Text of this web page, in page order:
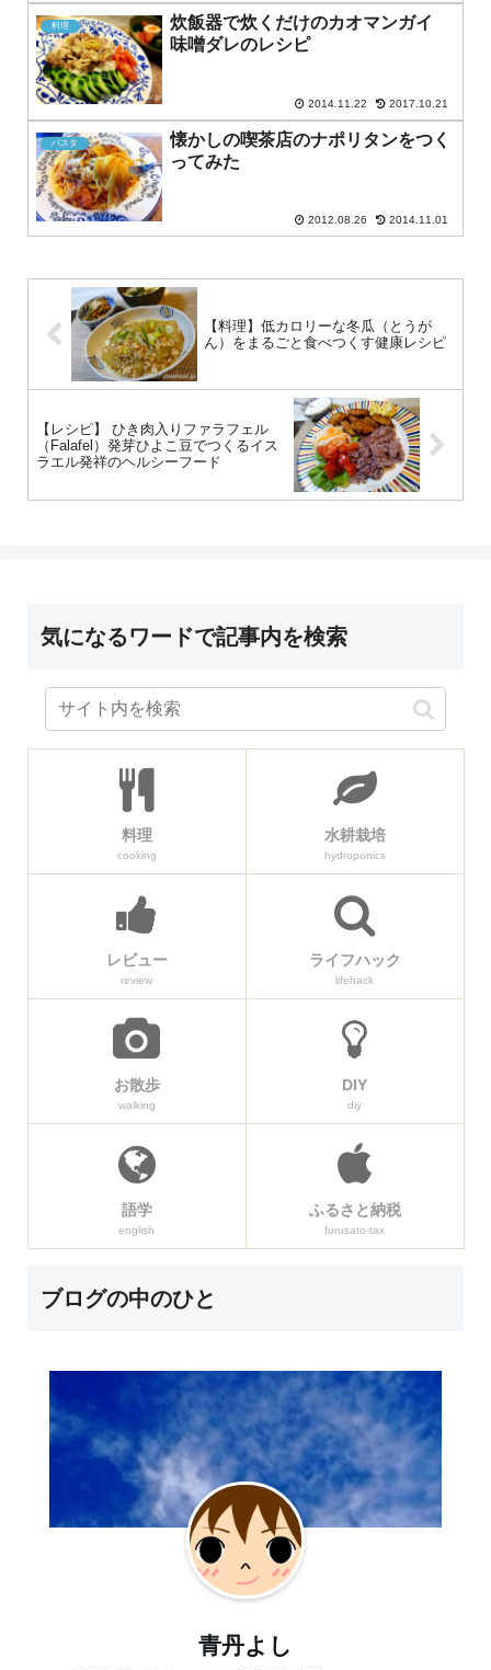
料理
炊飯器で炊くだけのカオマンガイ
味噌ダレのレシピ
2014.11.22 2017.10.21
パスタ
懐かしの喫茶店のナポリタンをつく
ってみた
2012.08.26 2014.11.01
【料理】低カロリーな冬瓜（とうが
ん）をまるごと食べつくす健康レシピ
【レシピ】 ひき肉入りファラフェル
（Falafel）発芽ひよこ豆でつくるイス
ラエル発祥のヘルシーフード
気になるワードで記事内を検索
料理
cooking
水耕栽培
hydroponics
レビュー
review
ライフハック
lifehack
お散歩
walking
DIY
diy
語学
english
ふるさと納税
furusato-tax
ブログの中のひと
青丹よし